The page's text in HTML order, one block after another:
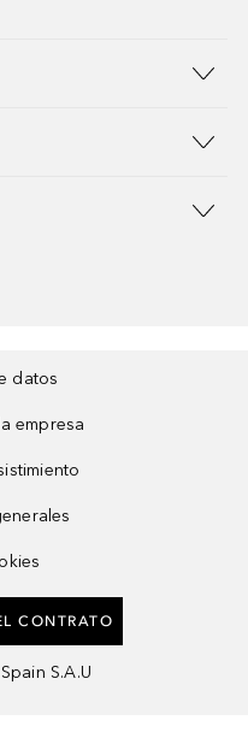
datos
empresa
CONTRATO
S.A.U